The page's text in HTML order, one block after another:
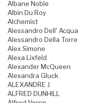
Albane Noble
Albin Du Roy
Alchemist
Alessandro Dell' Acqua
Alessandro Della Torre
Alex Simone
Alexa Lixfeld
Alexander McQueen
Alexandra Gluck
ALEXANDRE J
ALFRED DUNHILL